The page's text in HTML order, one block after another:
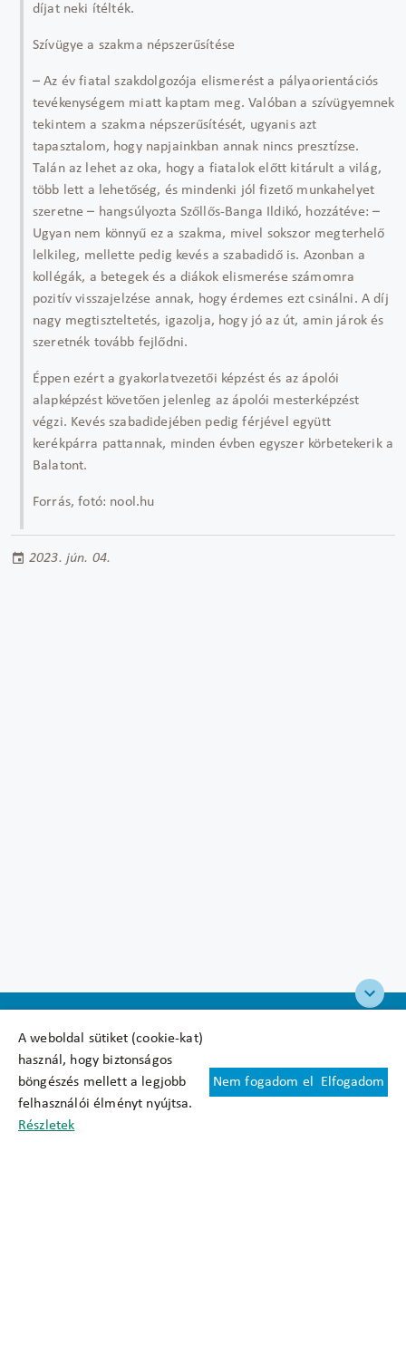
A weboldal sütiket (cookie-kat)
használ, hogy biztonságos
böngészés mellett a legjobb
felhasználói élményt nyújtsa.
Részletek
Nem fogadom el Elfogadom
díjat neki ítélték.
Szívügye a szakma népszerűsítése
– Az év fiatal szakdolgozója elismerést a pályaorientációs
tevékenységem miatt kaptam meg. Valóban a szívügyemnek
tekintem a szakma népszerűsítését, ugyanis azt
tapasztalom, hogy napjainkban annak nincs presztízse.
Talán az lehet az oka, hogy a fiatalok előtt kitárult a világ,
több lett a lehetőség, és mindenki jól fizető munkahelyet
szeretne – hangsúlyozta Szőllős-Banga Ildikó, hozzátéve: –
Ugyan nem könnyű ez a szakma, mivel sokszor megterhelő
lelkileg, mellette pedig kevés a szabadidő is. Azonban a
kollégák, a betegek és a diákok elismerése számomra
pozitív visszajelzése annak, hogy érdemes ezt csinálni. A díj
nagy megtiszteltetés, igazolja, hogy jó az út, amin járok és
szeretnék tovább fejlődni.
Éppen ezért a gyakorlatvezetői képzést és az ápolói
alapképzést követően jelenleg az ápolói mesterképzést
végzi. Kevés szabadidejében pedig férjével együtt
kerékpárra pattannak, minden évben egyszer körbetekerik a
Balatont.
Forrás, fotó: nool.hu
2023. jún. 04.
Felhasználási feltételek